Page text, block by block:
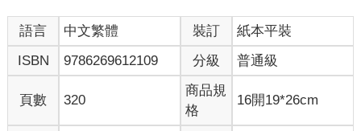
語言 中文繁體 裝訂
紙本平裝
ISBN
9786269612109 分級 普通級
頁數 320
商品規
格
16開19*26cm